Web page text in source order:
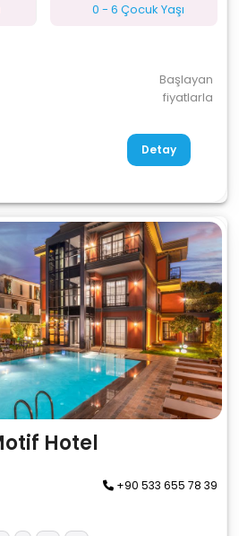
0 - 6 Çocuk Yaşı
Başlayan
fiyatlarla
Detay
Hotel
+90 533 655 78 39